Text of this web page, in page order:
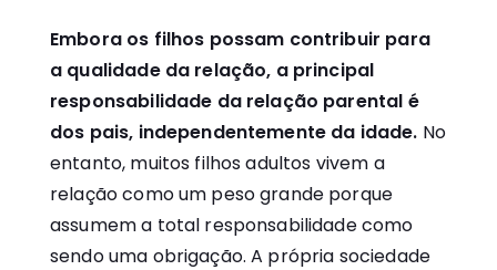
Embora os filhos possam contribuir para
a qualidade da relação, a principal
responsabilidade da relação parental é
dos pais, independentemente da idade. No
entanto, muitos filhos adultos vivem a
relação como um peso grande porque
assumem a total responsabilidade como
sendo uma obrigação. A própria sociedade